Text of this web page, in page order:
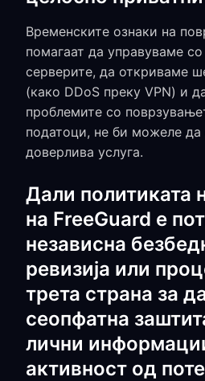
Временските ознаки на
помагаат да управуваме
серверите, да откриваме
(како DDoS преку VPN) и
проблемите со
податоци, не би можеле
доверлива услуга.
Дали политиката
на FreeGuard е
независна
ревизија или
трета страна за
сеопфатна
лични
активност од